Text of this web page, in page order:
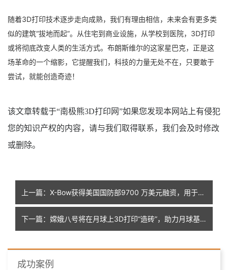
随着3D打印技术逐步走向成熟，我们有理由相信，未来会有更多类
似的建筑“拔地而起”。从住宅到商业设施，从学校到医院，3D打印
或将彻底改变人类的生活方式。布朗斯维尔的这家星巴克，正是这
场革命的一个缩影，它提醒我们，科技的力量无处不在，只要敢于
尝试，就能创造奇迹！
该文章转载于“南极熊3D打印网”如果您发现本网站上有侵犯
您的知识产权的内容，请与我们取得联系，我们会及时修改
或删除。
上一篇：X-Bow获得美国国防部9700 万美元融资，用于3D打印推进器和固体火箭技术
下一篇：嫦娥八号将在月球上3D打印“造砖”，助力月球基地建设
成功案例